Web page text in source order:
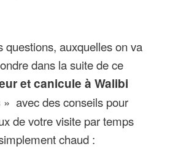
questions, auxquelles on va
dans la suite de ce
et canicule à Walibi
» avec des conseils pour
de votre visite par temps
chaud :